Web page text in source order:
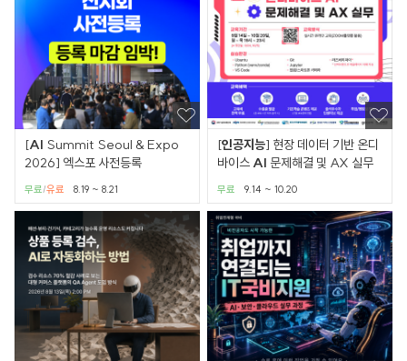
[AI Summit Seoul & Expo
2026] 엑스포 사전등록
8.19 ~ 8.21
무료/유료
[인공지능] 현장 데이터 기반 온디
바이스 AI 문제해결 및 AX 실무
9.14 ~ 10.20
무료